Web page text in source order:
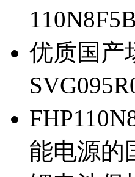
优质国产
能电源的